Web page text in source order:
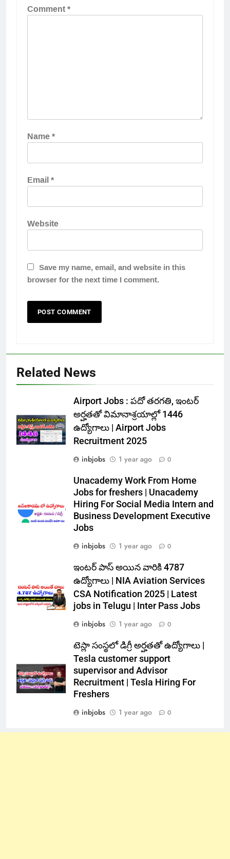
Comment*
Name*
Email*
Website
Save my name, email, and website in this
browser for the next time I comment.
Related News
Airport Jobs : పదో తరగతి, ఇంటర్
అర్హతతో విమానాశ్రయాల్లో 1446
ఉద్యోగాలు | Airport Jobs
Recruitment 2025
inbjobs
1 year ago 0
Unacademy Work From Home
Jobs for freshers | Unacademy
Hiring For Social Media Intern and
Business Development Executive
Jobs
inbjobs
1 year ago 0
ఇంటర్ పాస్ అయిన వారికి 4787
ఉద్యోగాలు | NIA Aviation Services
CSA Notification 2025 | Latest
jobs in Telugu | Inter Pass Jobs
inbjobs
1 year ago 0
టెస్లా సంస్థలో డిగ్రీ అర్హతతో ఉద్యోగాలు |
Tesla customer support
supervisor and Advisor
Recruitment | Tesla Hiring For
Freshers
inbjobs
1 year ago 0